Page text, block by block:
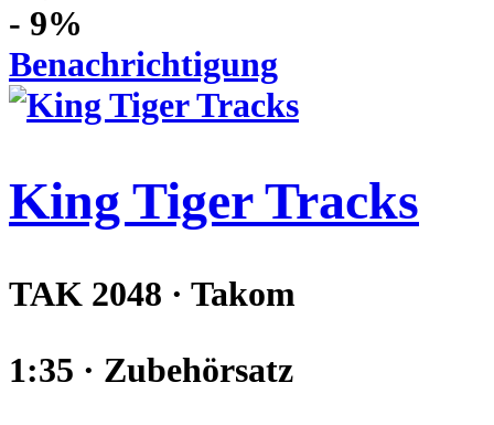
- 9%
Benachrichtigung
King Tiger Tracks
TAK 2048 · Takom
1:35 · Zubehörsatz